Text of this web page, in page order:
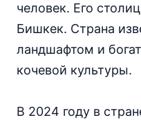
человек. Его
Бишкек. Страна
ландшафтом и
кочевой культуры.
В 2024 году в